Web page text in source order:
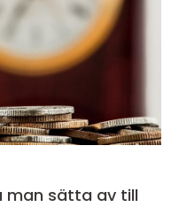
man sätta av till